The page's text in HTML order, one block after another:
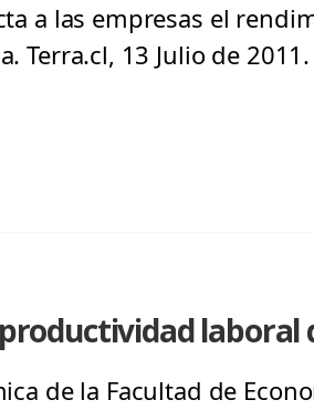
a las empresas el
Terra.cl, 13 Julio de 2011.
laboral
de la Facultad de